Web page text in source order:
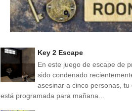
Key 2 Escape
En este juego de escape de
sido condenado
asesinar a cinco personas, tu
está programada para mañana...